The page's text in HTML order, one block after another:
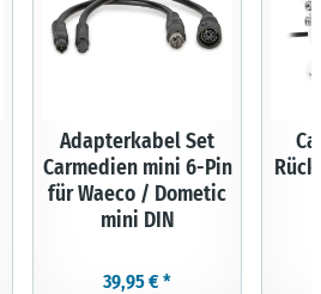
Adapterkabel Set
Carmedien mini 6-Pin
für Waeco / Dometic
mini DIN
39,95 € *